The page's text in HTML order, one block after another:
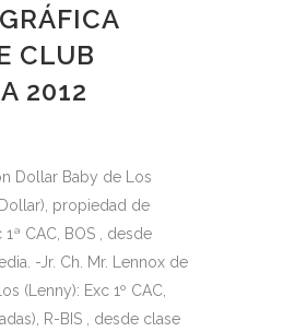
CLUB
2012
Dollar Baby de Los
propiedad de
1ª CAC, BOS , desde
-Jr. Ch. Mr. Lennox de
(Lenny): Exc 1º CAC,
R-BIS , desde clase